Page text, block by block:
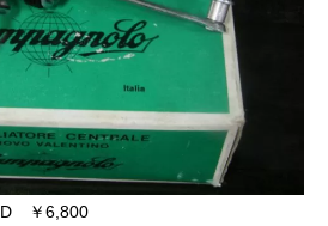
￥6,800